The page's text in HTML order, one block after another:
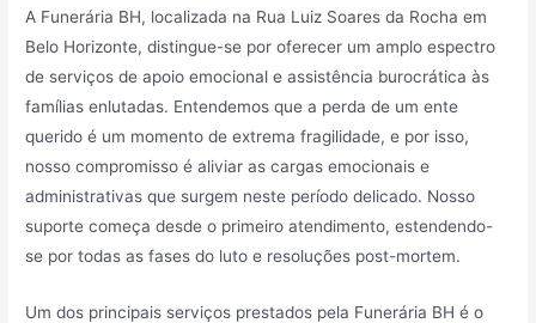
A Funerária BH, localizada na Rua Luiz Soares da Rocha em
Belo Horizonte, distingue-se por oferecer um amplo espectro
de serviços de apoio emocional e assistência burocrática às
famílias enlutadas. Entendemos que a perda de um ente
querido é um momento de extrema fragilidade, e por isso,
nosso compromisso é aliviar as cargas emocionais e
administrativas que surgem neste período delicado. Nosso
suporte começa desde o primeiro atendimento, estendendo-
se por todas as fases do luto e resoluções post-mortem.
Um dos principais serviços prestados pela Funerária BH é o